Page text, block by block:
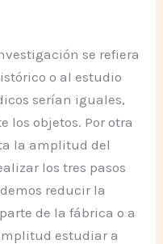
se refiera
o al estudio
serían iguales,
los objetos. Por otra
la amplitud del
los tres pasos
reducir la
de la fábrica o a
estudiar a